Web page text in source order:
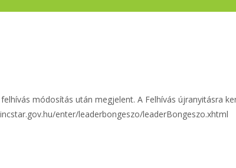
módosítás után megjelent. A Felhívás újranyitásra
enter/leaderbongeszo/leaderBongeszo.xhtml